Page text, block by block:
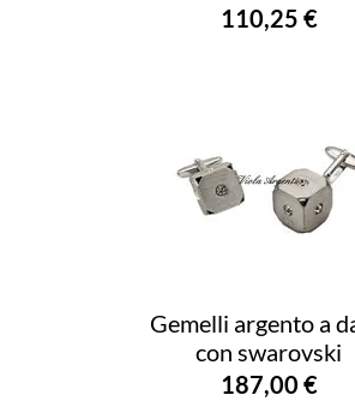
110,25 €
Gemelli argento a
con swarovski
187,00 €